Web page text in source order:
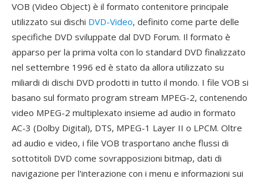
VOB (Video Object) è il formato contenitore principale
utilizzato sui dischi DVD-Video, definito come parte delle
specifiche DVD sviluppate dal DVD Forum. Il formato è
apparso per la prima volta con lo standard DVD finalizzato
nel settembre 1996 ed è stato da allora utilizzato su
miliardi di dischi DVD prodotti in tutto il mondo. I file VOB si
basano sul formato program stream MPEG-2, contenendo
video MPEG-2 multiplexato insieme ad audio in formato
AC-3 (Dolby Digital), DTS, MPEG-1 Layer II o LPCM. Oltre
ad audio e video, i file VOB trasportano anche flussi di
sottotitoli DVD come sovrapposizioni bitmap, dati di
navigazione per l'interazione con i menu e informazioni sui